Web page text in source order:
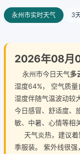
永州市实时天气 3
2026年08月
永州市今日天气多
湿度64%， 空气质
湿度伴随气温波动较
今日感冒、舒适度、
敏、中暑、心情等相
天气炎热，建议着
季服装。 紫外线很强